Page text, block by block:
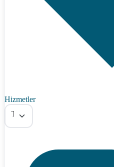
Hizmetler
Tümü